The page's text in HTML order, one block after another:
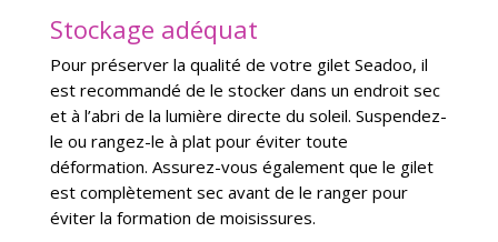
Stockage adéquat
Pour préserver la qualité de votre gilet Seadoo, il
est recommandé de le stocker dans un endroit sec
et à l’abri de la lumière directe du soleil. Suspendez-
le ou rangez-le à plat pour éviter toute
déformation. Assurez-vous également que le gilet
est complètement sec avant de le ranger pour
éviter la formation de moisissures.